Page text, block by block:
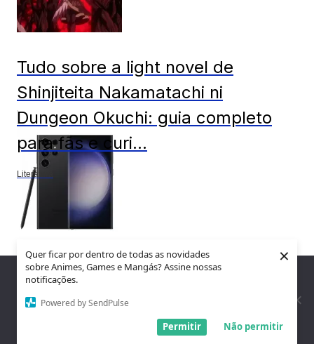
Quer ficar por dentro de todas as novidades
sobre Animes, Games e Mangás? Assine nossas
notificações.
Powered by SendPulse
Não permitir
Permitir
×
Tudo sobre a light novel de
Shinjiteita Nakamatachi ni
Dungeon Okuchi: guia completo
para fãs e curi...
Literatura
Samsung está vendendo o Galaxy
S23 Ultra com R$ 4,1 mil de
Nós utilizamos cookies para garantir que você tenha a melhor
experiência em nosso site. Se você continua a usar este site,
assumimos que você está satisfeito.
Entendi!